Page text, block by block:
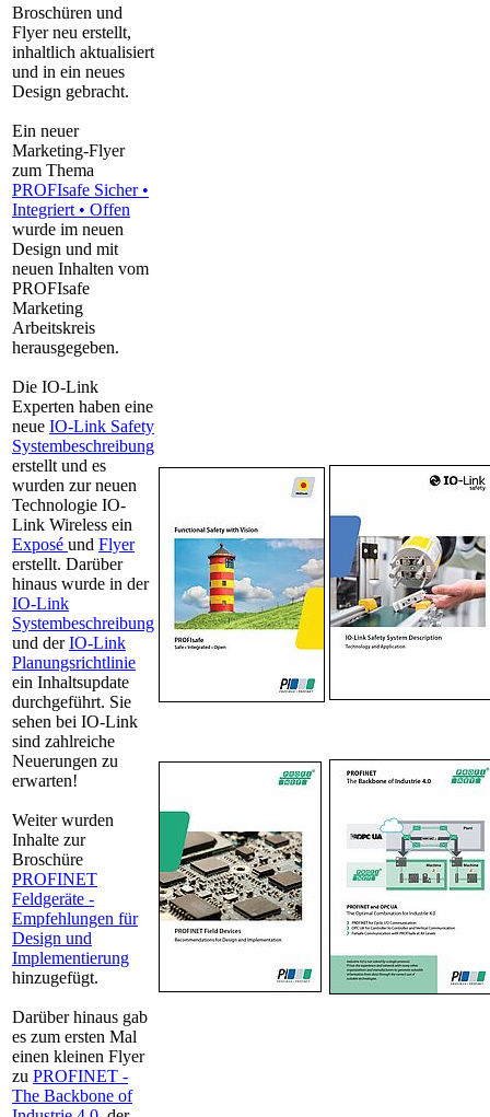
Broschüren und
Flyer neu erstellt,
inhaltlich aktualisiert
und in ein neues
Design gebracht.
Ein neuer
Marketing-Flyer
zum Thema
PROFIsafe Sicher •
Integriert • Offen
wurde im neuen
Design und mit
neuen Inhalten vom
PROFIsafe
Marketing
Arbeitskreis
herausgegeben.
Die IO-Link
Experten haben eine
neue IO-Link Safety
Systembeschreibung
erstellt und es
wurden zur neuen
Technologie IO-
Link Wireless ein
Exposé und Flyer
erstellt. Darüber
hinaus wurde in der
IO-Link
Systembeschreibung
und derIO-Link
Planungsrichtlinie
ein Inhaltsupdate
durchgeführt. Sie
sehen bei IO-Link
sind zahlreiche
Neuerungen zu
erwarten!
Weiter wurden
Inhalte zur
Broschüre
PROFINET
Feldgeräte -
Empfehlungen für
Design und
Implementierung
hinzugefügt.
Darüber hinaus gab
es zum ersten Mal
einen kleinen Flyer
zu PROFINET -
The Backbone of